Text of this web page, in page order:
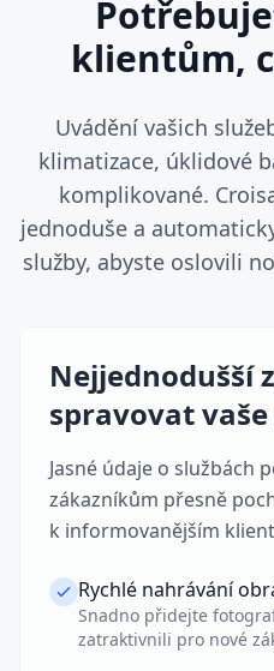
klientům,
Uvádění vašich
klimatizace, úklidové
komplikované.
jednoduše a
služby, abyste oslovili
Nejjednodušší
spravovat
Jasné údaje o službách
zákazníkům přesně
k informovanějším
Rychlé nahrávání
Snadno přidejte
zatraktivnili pro nové